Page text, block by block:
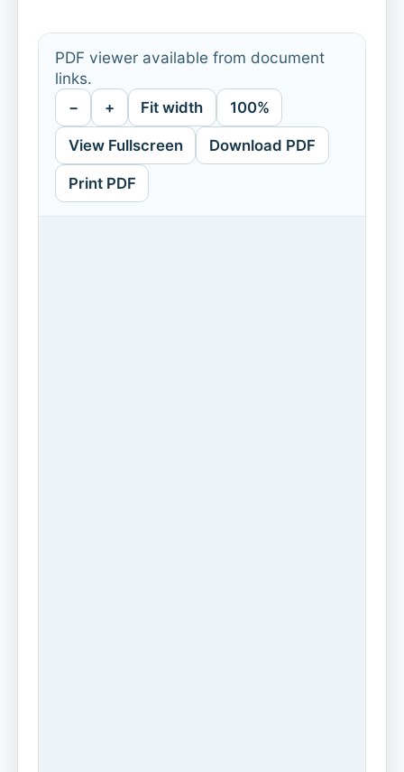
PDF viewer available from document
links.
− + Fit width 100%
View Fullscreen Download PDF
Print PDF